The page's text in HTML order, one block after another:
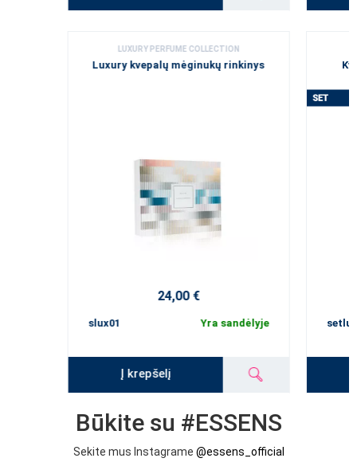
LUXURY PERFUME COLLECTION
Luxury kvepalų mėginukų rinkinys
24,00 €
slux01 Yra sandėlyje
Į krepšelį
Būkite su #ESSENS
Sekite mus Instagrame @essens_official